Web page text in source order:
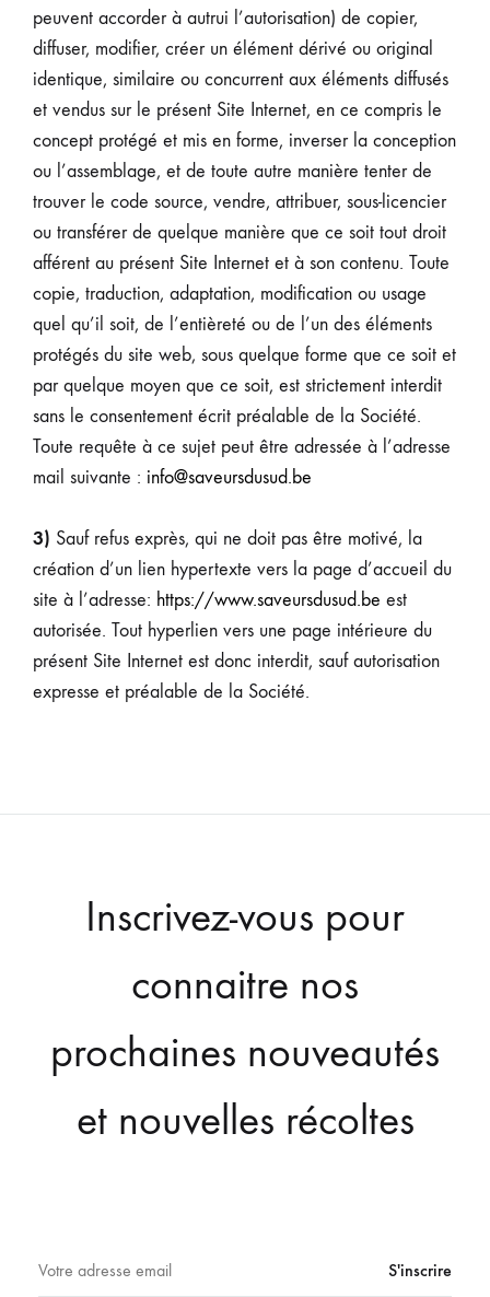
peuvent accorder à autrui l’autorisation) de copier,
diffuser, modifier, créer un élément dérivé ou original
identique, similaire ou concurrent aux éléments diffusés
et vendus sur le présent Site Internet, en ce compris le
concept protégé et mis en forme, inverser la conception
ou l’assemblage, et de toute autre manière tenter de
trouver le code source, vendre, attribuer, sous-licencier
ou transférer de quelque manière que ce soit tout droit
afférent au présent Site Internet et à son contenu. Toute
copie, traduction, adaptation, modification ou usage
quel qu’il soit, de l’entièreté ou de l’un des éléments
protégés du site web, sous quelque forme que ce soit et
par quelque moyen que ce soit, est strictement interdit
sans le consentement écrit préalable de la Société.
Toute requête à ce sujet peut être adressée à l’adresse
mail suivante : info@saveursdusud.be
3) Sauf refus exprès, qui ne doit pas être motivé, la
création d’un lien hypertexte vers la page d’accueil du
site à l’adresse: https://www.saveursdusud.be est
autorisée. Tout hyperlien vers une page intérieure du
présent Site Internet est donc interdit, sauf autorisation
expresse et préalable de la Société.
Inscrivez-vous pour
connaitre nos
prochaines nouveautés
et nouvelles récoltes